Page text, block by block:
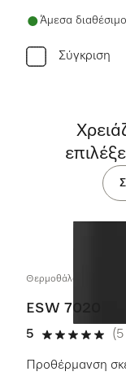
Άμεσα διαθέσιμο
Σύγκριση
Θερμοθάλαμος
ESW 7020
5
5 αστέρια από 5
(5
Προθέρμανση